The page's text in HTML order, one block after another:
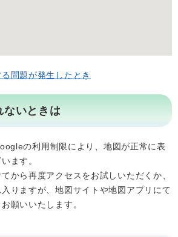
問題が発生したとき
ないときは
の利用制限により、地図が正常に表
ます。
から再度アクセスをお試しいただくか、
りますが、地図サイトや地図アプリにて
願いいたします。